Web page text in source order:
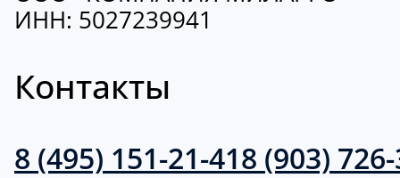
ИНН: 5027239941
Контакты
8 (495) 151-21-418 (903)